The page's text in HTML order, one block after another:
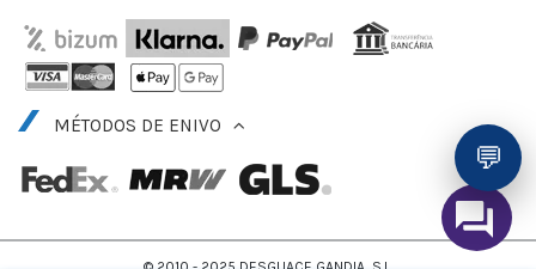
MÉTODOS DE ENIVO
💬